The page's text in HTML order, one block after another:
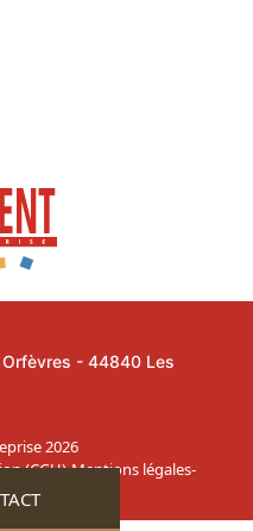
- 44840 Les
2026
(CGU)-Mentions légales-